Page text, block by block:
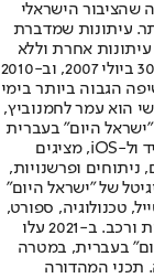
שהציבור הישראלי
עיתונות שמדברת
עיתונות אחרת וללא
תשלום. המהדורה המודפסת הראשונה פורסמה ב-30 ביולי 2007, וב-2010
הגבוה ביותר בימי
הוא עמר לחמנוביץ,
היום" בעברית
ובאנגלית, כמו כן היישומונים (אפליקציות) לאנדרואיד ול-iOS, מציגים
ניתוחים ופרשנויות,
של "ישראל היום"
טכנולוגיה, ספורט,
כלכלה וצרכנות, בריאות, חיילים, אוכל, יהדות, תיירות ורכב. ב-2021 עלו
בעברית, במטרה
תכני המהדורה